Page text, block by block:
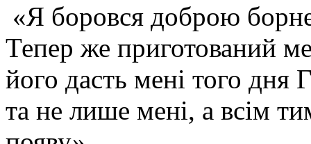
«Я боровся доброю
Тепер же приготований
його дасть мені того дня
та не лише мені, а всім